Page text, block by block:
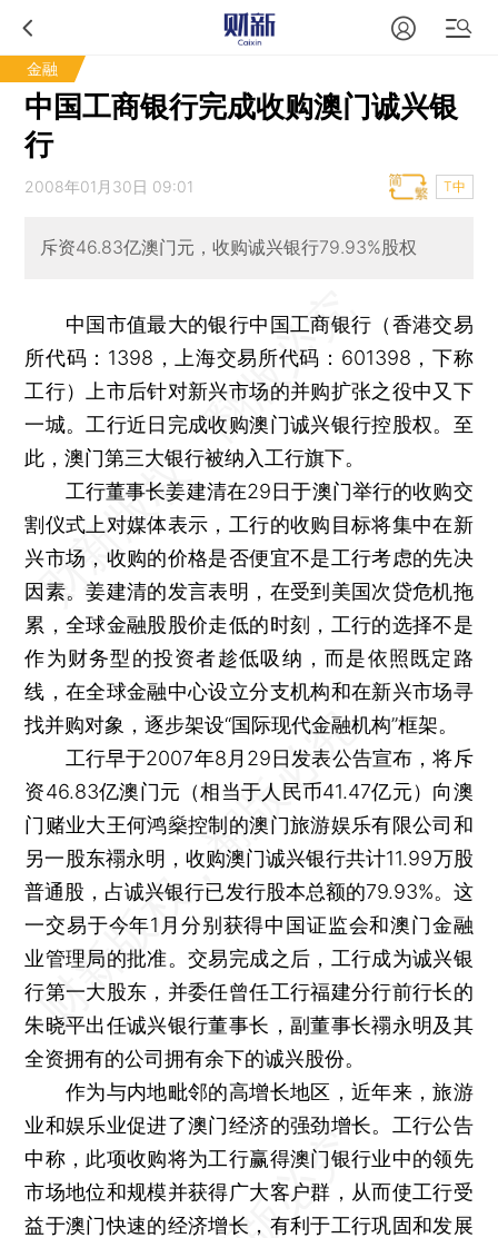
金融
中国工商银行完成收购澳门诚兴银
行
2008年01月30日 09:01 T中
斥资46.83亿澳门元，收购诚兴银行79.93%股权
中国市值最大的银行中国工商银行（香港交易
所代码：1398，上海交易所代码：601398，下称
工行）上市后针对新兴市场的并购扩张之役中又下
一城。工行近日完成收购澳门诚兴银行控股权。至
此，澳门第三大银行被纳入工行旗下。
工行董事长姜建清在29日于澳门举行的收购交
割仪式上对媒体表示，工行的收购目标将集中在新
兴市场，收购的价格是否便宜不是工行考虑的先决
因素。姜建清的发言表明，在受到美国次贷危机拖
累，全球金融股股价走低的时刻，工行的选择不是
作为财务型的投资者趁低吸纳，而是依照既定路
线，在全球金融中心设立分支机构和在新兴市场寻
找并购对象，逐步架设“国际现代金融机构”框架。
工行早于2007年8月29日发表公告宣布，将斥
资46.83亿澳门元（相当于人民币41.47亿元）向澳
门赌业大王何鸿燊控制的澳门旅游娱乐有限公司和
另一股东禤永明，收购澳门诚兴银行共计11.99万股
普通股，占诚兴银行已发行股本总额的79.93%。这
一交易于今年1月分别获得中国证监会和澳门金融
业管理局的批准。交易完成之后，工行成为诚兴银
行第一大股东，并委任曾任工行福建分行前行长的
朱晓平出任诚兴银行董事长，副董事长禤永明及其
全资拥有的公司拥有余下的诚兴股份。
作为与内地毗邻的高增长地区，近年来，旅游
业和娱乐业促进了澳门经济的强劲增长。工行公告
中称，此项收购将为工行赢得澳门银行业中的领先
市场地位和规模并获得广大客户群，从而使工行受
益于澳门快速的经济增长，有利于工行巩固和发展